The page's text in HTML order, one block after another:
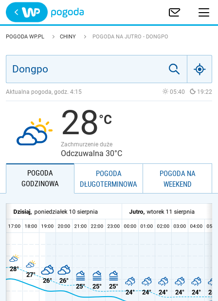
Trwa ładowanie
POLSKA
JAKOŚĆ POWIETRZA
POGODA WP.PL CHINY POGODA NA JUTRO - DONGPO
Aktualna pogoda, godz. 4:15 05:40 19:22
28
Zachmurzenie duże
Odczuwalna 30°C
POGODA
GODZINOWA
POGODA
DŁUGOTERMINOWA
POGODA NA
WEEKEND